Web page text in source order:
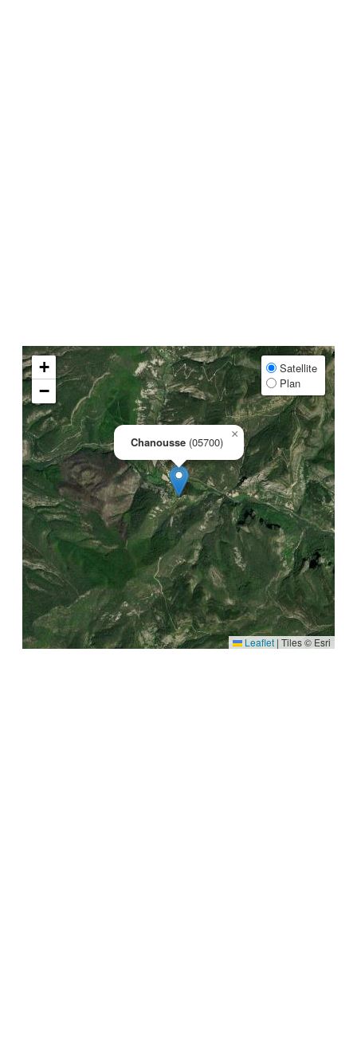
Chanousse (05700)
×
+
−
Satellite
Plan
Leaflet | Tiles © Esri